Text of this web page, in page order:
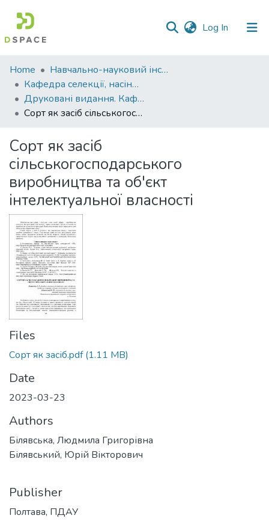
Log In (current)
Communities
&
Collections
All of DSpace
Statistics
Home
Навчально-науковий інститут агротехнологій, селекції та екології
Кафедра селекції, насінництва і генетики
Друковані видання. Кафедра селекції, насінництва і генетики
Сорт як засіб сільськогосподарського виробництва та об'єкт інтелектуальної власності
Сорт як засіб
сільськогосподарського
виробництва та об'єкт
інтелектуальної власності
Files
Сорт як засіб.pdf(1.11 MB)
Date
2023-03-23
Authors
Білявська, Людмила Григорівна
Білявський, Юрій Вікторович
Publisher
Полтава, ПДАУ